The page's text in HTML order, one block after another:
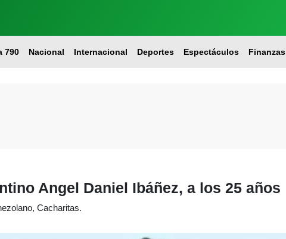
790 Nacional Internacional Deportes Espectáculos Finanzas
Angel Daniel Ibáñez, a los 25 años
Cacharitas.